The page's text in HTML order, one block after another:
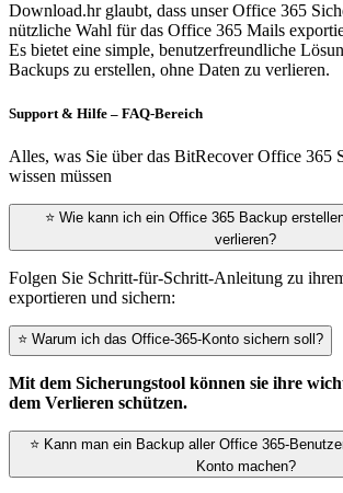
Download.hr glaubt, dass unser Office 365
nützliche Wahl für das Office 365 Mails
Es bietet eine simple, benutzerfreundliche
Backups zu erstellen, ohne Daten zu verlieren.
Support & Hilfe – FAQ-Bereich
Alles, was Sie über das BitRecover Office 365
wissen müssen
⭐ Wie kann ich ein Office 365 Backup
verlieren?
Folgen Sie Schritt-für-Schritt-Anleitung zu
exportieren und sichern:
⭐ Warum ich das Office-365-Konto sichern soll?
Mit dem Sicherungstool können sie ihre
dem Verlieren schützen.
⭐ Kann man ein Backup aller Office 365-
Konto machen?